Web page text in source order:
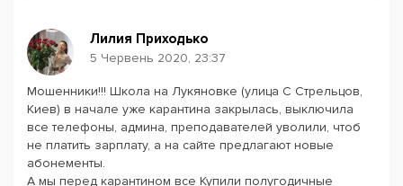
Лилия Приходько
5 Червень 2020, 23:37
Мошенники!!! Школа на Лукяновке (улица С Стрельцов,
Киев) в начале уже карантина закрылась, выключила
все телефоны, админа, преподавателей уволили, чтоб
не платить зарплату, а на сайте предлагают новые
абонементы.
А мы перед карантином все Купили полугодичные